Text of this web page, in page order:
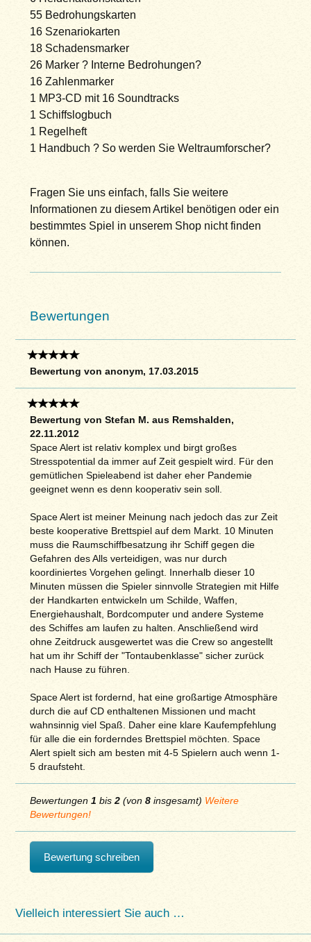
55 Bedrohungskarten
16 Szenariokarten
18 Schadensmarker
26 Marker ? Interne Bedrohungen?
16 Zahlenmarker
1 MP3-CD mit 16 Soundtracks
1 Schiffslogbuch
1 Regelheft
1 Handbuch ? So werden Sie Weltraumforscher?
Fragen Sie uns einfach, falls Sie weitere
Informationen zu diesem Artikel benötigen oder ein
bestimmtes Spiel in unserem Shop nicht finden
können.
Bewertungen
Bewertung von anonym, 17.03.2015
Bewertung von Stefan M. aus Remshalden,
22.11.2012
Space Alert ist relativ komplex und birgt großes
Stresspotential da immer auf Zeit gespielt wird. Für den
gemütlichen Spieleabend ist daher eher Pandemie
geeignet wenn es denn kooperativ sein soll.
Space Alert ist meiner Meinung nach jedoch das zur Zeit
beste kooperative Brettspiel auf dem Markt. 10 Minuten
muss die Raumschiffbesatzung ihr Schiff gegen die
Gefahren des Alls verteidigen, was nur durch
koordiniertes Vorgehen gelingt. Innerhalb dieser 10
Minuten müssen die Spieler sinnvolle Strategien mit Hilfe
der Handkarten entwickeln um Schilde, Waffen,
Energiehaushalt, Bordcomputer und andere Systeme
des Schiffes am laufen zu halten. Anschließend wird
ohne Zeitdruck ausgewertet was die Crew so angestellt
hat um ihr Schiff der "Tontaubenklasse" sicher zurück
nach Hause zu führen.
Space Alert ist fordernd, hat eine großartige Atmosphäre
durch die auf CD enthaltenen Missionen und macht
wahnsinnig viel Spaß. Daher eine klare Kaufempfehlung
für alle die ein forderndes Brettspiel möchten. Space
Alert spielt sich am besten mit 4-5 Spielern auch wenn 1-
5 draufsteht.
Bewertungen 1 bis2(von 8insgesamt) Weitere
Bewertungen!
Bewertung schreiben
Vielleich interessiert Sie auch …